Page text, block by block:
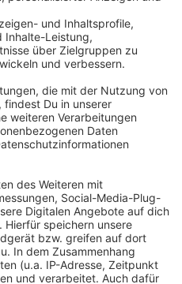
Stau-Hotspot
in die BayArena